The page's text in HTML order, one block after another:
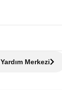
Yardım Merkezi